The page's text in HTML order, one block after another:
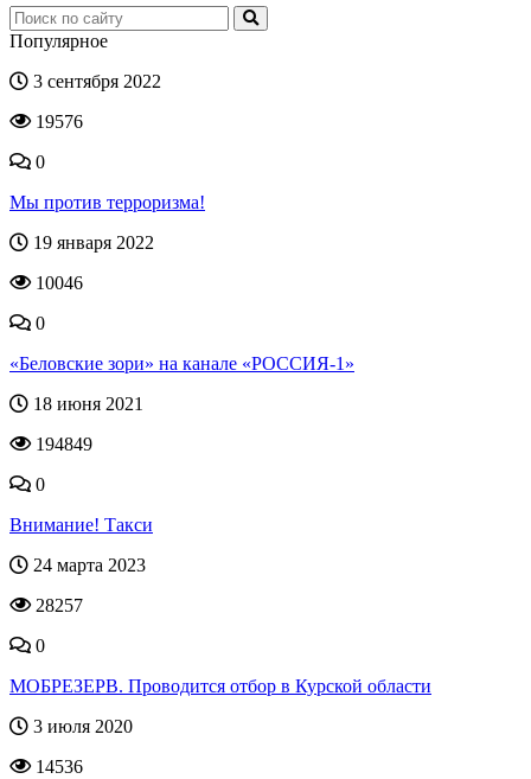
Популярное
3 сентября 2022
19576
0
Мы против терроризма!
19 января 2022
10046
0
«Беловские зори» на канале «РОССИЯ-1»
18 июня 2021
194849
0
Внимание! Такси
24 марта 2023
28257
0
МОБРЕЗЕРВ. Проводится отбор в Курской области
3 июля 2020
14536